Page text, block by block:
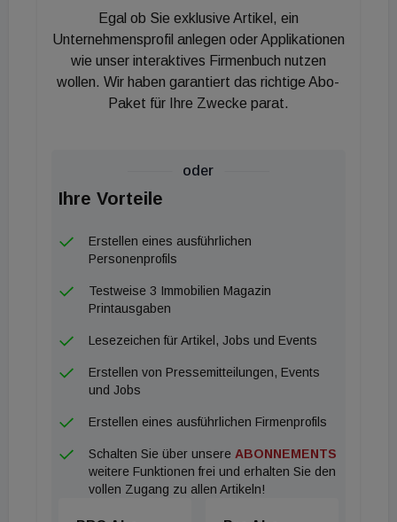
Vollvermietung unseres deutschen Portfolios
erreichen. Das verdanken wir nicht zuletzt unserem
starken Team, zu dem auch Tim Schützenhofer
gehört. Mit Tim fühlen wir uns auch für die Zukunft
gut aufgestellt und freuen uns auf die weitere
Egal ob Sie exklusive Artikel, ein
Unternehmensprofil anlegen oder Applikationen
wie unser interaktives Firmenbuch nutzen
wollen. Wir haben garantiert das richtige Abo-
Paket für Ihre Zwecke parat.
oder
Ihre Vorteile
Erstellen eines ausführlichen
Personenprofils
Testweise 3 Immobilien Magazin
Printausgaben
Lesezeichen für Artikel, Jobs und Events
Erstellen von Pressemitteilungen, Events
und Jobs
Erstellen eines ausführlichen Firmenprofils
Schalten Sie über unsere ABONNEMENTS
weitere Funktionen frei und erhalten Sie den
vollen Zugang zu allen Artikeln!